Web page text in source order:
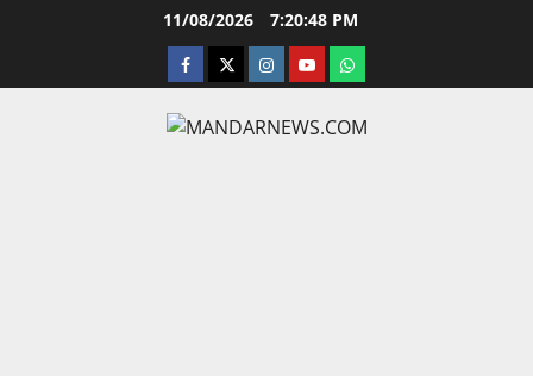
11/08/2026 7:20:49 PM
facebooktwitterinstagram.com
youtubewhatsapp